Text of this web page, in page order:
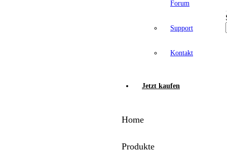
Forum
Support
Kontakt
Jetzt kaufen
Home
Produkte